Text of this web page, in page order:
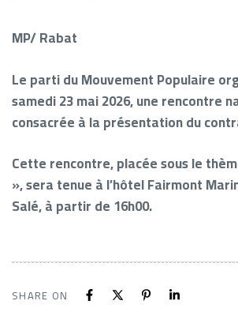
MP/ Rabat
Le parti du Mouvement Populaire
samedi 23 mai 2026, une rencontre
consacrée à la présentation du
Cette rencontre, placée sous le
», sera tenue à l’hôtel Fairmont
Salé, à partir de 16h00.
SHARE ON